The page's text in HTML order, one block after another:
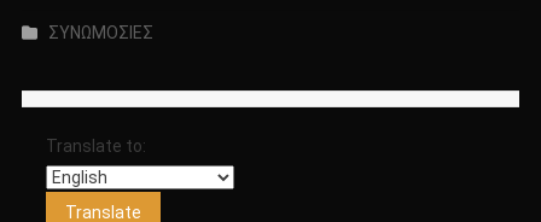
ΣΥΝΩΜΟΣΙΕΣ
Translate to: